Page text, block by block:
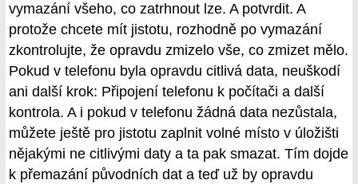
vymazání všeho, co zatrhnout lze. A potvrdit. A
protože chcete mít jistotu, rozhodně po vymazání
zkontrolujte, že opravdu zmizelo vše, co zmizet mělo.
Pokud v telefonu byla opravdu citlivá data, neuškodí
ani další krok: Připojení telefonu k počítači a další
kontrola. A i pokud v telefonu žádná data nezůstala,
můžete ještě pro jistotu zaplnit volné místo v úložišti
nějakými ne citlivými daty a ta pak smazat. Tím dojde
k přemazání původních dat a teď už by opravdu